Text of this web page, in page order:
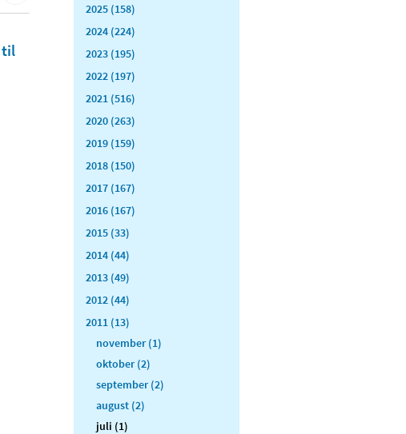
til
2025 (158)
2024 (224)
2023 (195)
2022 (197)
2021 (516)
2020 (263)
2019 (159)
2018 (150)
2017 (167)
2016 (167)
2015 (33)
2014 (44)
2013 (49)
2012 (44)
2011 (13)
november (1)
oktober (2)
september (2)
august (2)
juli (1)